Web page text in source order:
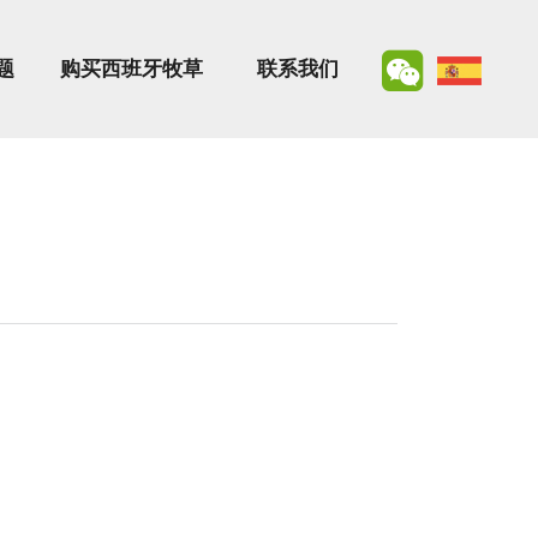
购买西班牙牧草 联系我们